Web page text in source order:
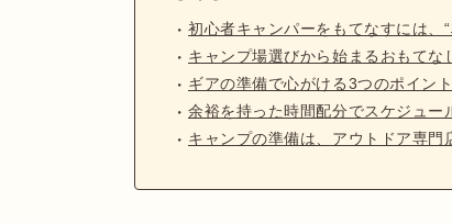
初心者キャンパーをもてなすには、“
キャンプ場選びから始まるおもてな
ギアの準備で心がける3つのポイント
余裕を持った時間配分でスケジュー
キャンプの準備は、アウトドア専門